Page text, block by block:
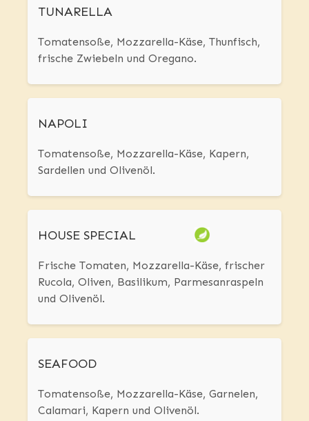
TUNARELLA
Tomatensoße, Mozzarella-Käse, Thunfisch,
frische Zwiebeln und Oregano.
NAPOLI
Tomatensoße, Mozzarella-Käse, Kapern,
Sardellen und Olivenöl.
HOUSE SPECIAL
Frische Tomaten, Mozzarella-Käse, frischer
Rucola, Oliven, Basilikum, Parmesanraspeln
und Olivenöl.
SEAFOOD
Tomatensoße, Mozzarella-Käse, Garnelen,
Calamari, Kapern und Olivenöl.